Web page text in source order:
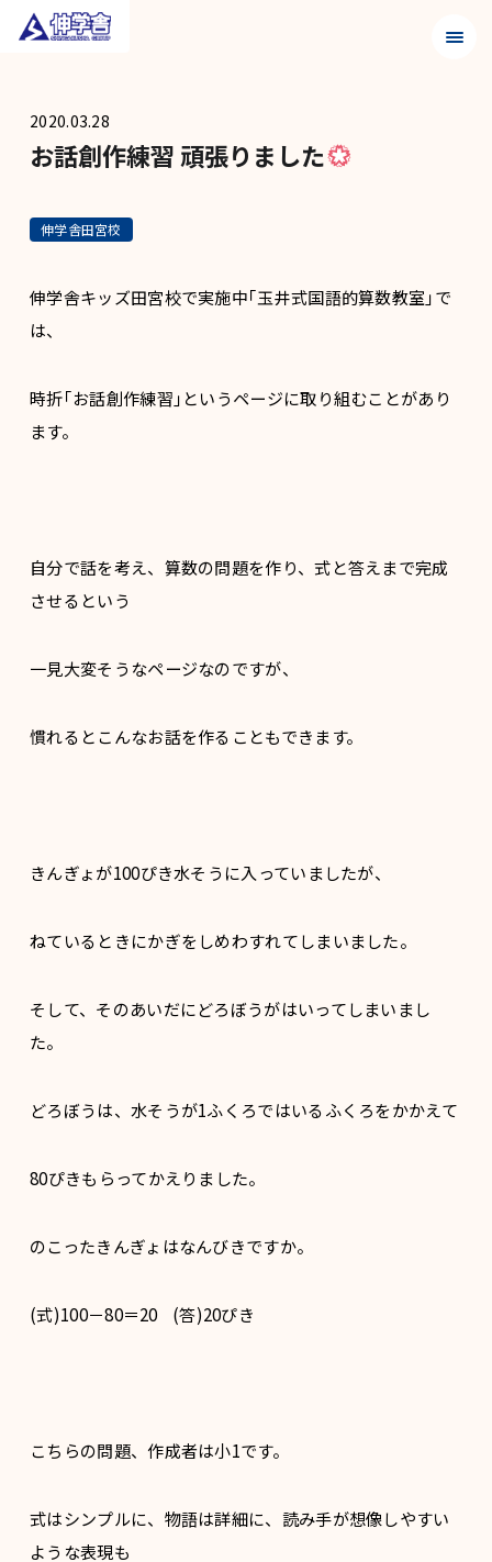
メニ
2020.03.28
お話創作練習 頑張りました
伸学舎田宮校
伸学舎キッズ田宮校で実施中｢玉井式国語的算数教室｣で
は、
時折｢お話創作練習｣というページに取り組むことがあり
ます。
自分で話を考え、算数の問題を作り、式と答えまで完成
させるという
一見大変そうなページなのですが、
慣れるとこんなお話を作ることもできます。
きんぎょが100ぴき水そうに入っていましたが、
ねているときにかぎをしめわすれてしまいました。
そして、そのあいだにどろぼうがはいってしまいまし
た。
どろぼうは、水そうが1ふくろではいるふくろをかかえて
80ぴきもらってかえりました。
のこったきんぎょはなんびきですか。
(式)100－80＝20 (答)20ぴき
こちらの問題、作成者は小1です。
式はシンプルに、物語は詳細に、読み手が想像しやすい
ような表現も